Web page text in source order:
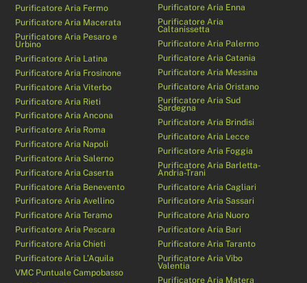
Purificatore Aria Fermo
Purificatore Aria Macerata
Purificatore Aria Pesaro e
Urbino
Purificatore Aria Latina
Purificatore Aria Frosinone
Purificatore Aria Viterbo
Purificatore Aria Rieti
Purificatore Aria Ancona
Purificatore Aria Roma
Purificatore Aria Napoli
Purificatore Aria Salerno
Purificatore Aria Caserta
Purificatore Aria Benevento
Purificatore Aria Avellino
Purificatore Aria Teramo
Purificatore Aria Pescara
Purificatore Aria Chieti
Purificatore Aria L’Aquila
VMC Puntuale Campobasso
Purificatore Aria Enna
Purificatore Aria
Caltanissetta
Purificatore Aria Palermo
Purificatore Aria Catania
Purificatore Aria Messina
Purificatore Aria Oristano
Purificatore Aria Sud
Sardegna
Purificatore Aria Brindisi
Purificatore Aria Lecce
Purificatore Aria Foggia
Purificatore Aria Barletta-
Andria-Trani
Purificatore Aria Cagliari
Purificatore Aria Sassari
Purificatore Aria Nuoro
Purificatore Aria Bari
Purificatore Aria Taranto
Purificatore Aria Vibo
Valentia
Purificatore Aria Matera